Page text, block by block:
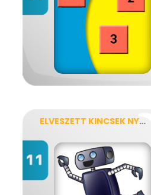
ELVESZETT KINCSEK NYOMÁBAN